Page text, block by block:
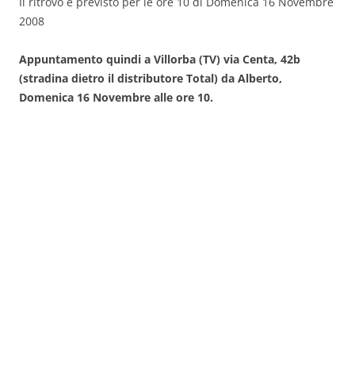
2008
Appuntamento quindi a Villorba (TV) via Centa, 42b
(stradina dietro il distributore Total) da Alberto,
Domenica 16 Novembre alle ore 10.